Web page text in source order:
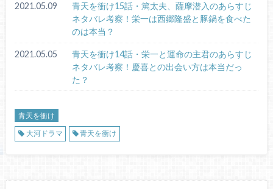
2021.05.09
青天を衝け15話・篤太夫、薩摩潜入のあらすじ
ネタバレ考察！栄一は西郷隆盛と豚鍋を食べた
のは本当？
2021.05.05
青天を衝け14話・栄一と運命の主君のあらすじ
ネタバレ考察！慶喜との出会い方は本当だっ
た？
青天を衝け
大河ドラマ
青天を衝け